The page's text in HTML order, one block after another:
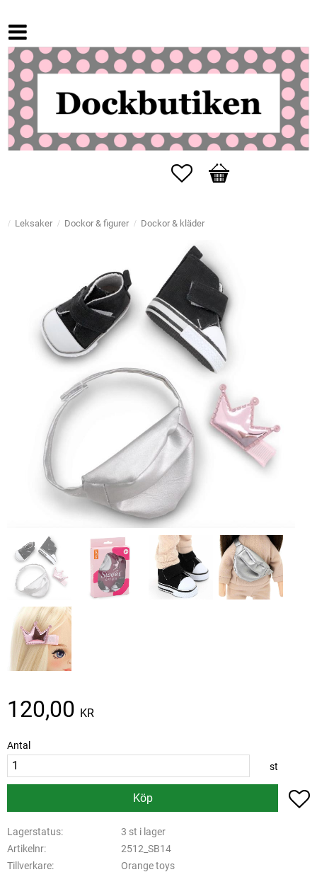
Favoriter
Kundvagn
Leksaker Dockor & figurer Dockor & kläder
120,00 KR
Antal
st
Köp
Lagerstatus
3 st i lager
Artikelnr
2512_SB14
Tillverkare
Orange toys